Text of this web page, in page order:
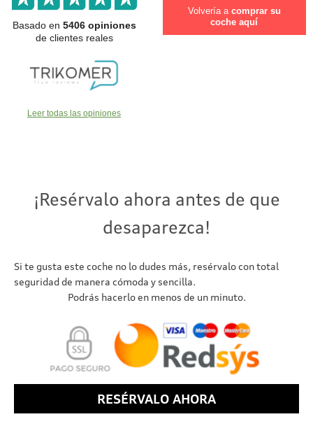
Basado en 5406 opiniones
de clientes reales
Leer todas las opiniones
Volvería a comprar su
coche aquí
¡Resérvalo ahora antes de que
desaparezca!
Si te gusta este coche no lo dudes más, resérvalo con total
seguridad de manera cómoda y sencilla.
Podrás hacerlo en menos de un minuto.
RESÉRVALO AHORA